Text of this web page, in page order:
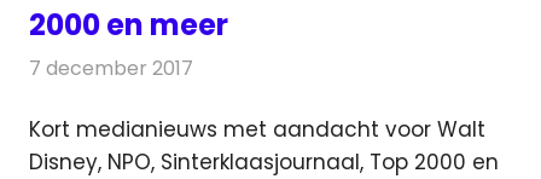
2000 en meer
7 december 2017
Kort medianieuws met aandacht voor Walt
Disney, NPO, Sinterklaasjournaal, Top 2000 en